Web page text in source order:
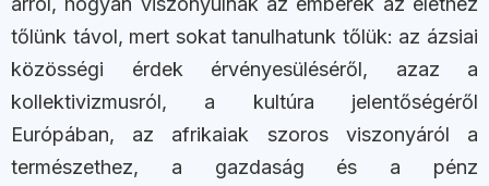
tőlünk távol, mert sokat tanulhatunk tőlük: az ázsiai
közösségi érdek érvényesüléséről, azaz a
kollektivizmusról, a kultúra jelentőségéről
Európában, az afrikaiak szoros viszonyáról a
természethez, a gazdaság és a pénz